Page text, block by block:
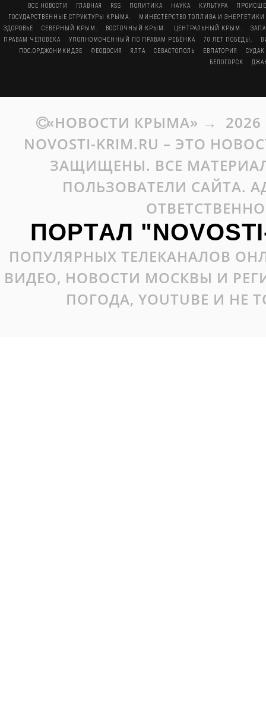
ВСЕ НОВОСТИ ГЛАВНАЯ RSS ПОЛИТИКА НАУКА КУЛЬТУРА
ГОСУДАРСТВЕННЫЕ СТРУКТУРЫ КРЫМА.
МИНЕСТЕРСТВО ТОПЛИВА И
ЗДОРОВЬЕ
СЕВЕРНЫЙ КРЫМ. ВОСТОЧНЫЙ КРЫМ. ЦЕНТРАЛЬНЫЙ КРЫМ.
ПРАВАМ ЧЕЛОВЕКА
УПОЛНОМОЧЕННЫЙ ПО ПРАВАМ РЕБЁНКА 70 ЛЕТ ПОБЕДЫ.
ПОС.ОРДЖОНИКИДЗЕ
ФЕОДОСИЯ ЯЛТА СЕВАСТОПОЛЬ ЕВПАТОРИЯ
СУДАК
БЕЛОГОРСК
«НОВОСТИ КРЫМА» → 2026
NOVOSTI-KRIM.RU – ЭТО
ЗАЩИЩЕНЫ. ВСЕ
ПОЛЬЗОВАТЕЛИ САЙТА.
ПОРТАЛ
ПОПУЛЯРНЫХ ТЕЛЕКАНАЛОВ
ВИДЕО, НОВОСТИ МОСКВЫ И
ПОГОДА, YOUTUBE И